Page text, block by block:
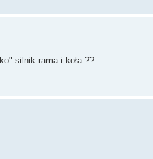
silnik rama i koła ??